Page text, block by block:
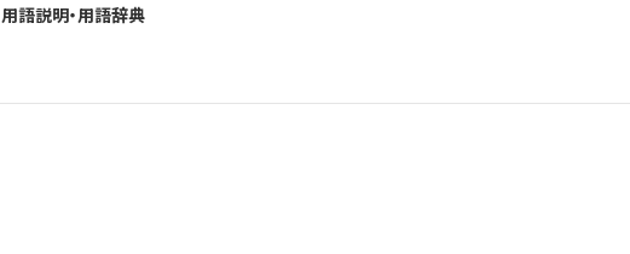
用語説明・用語辞典